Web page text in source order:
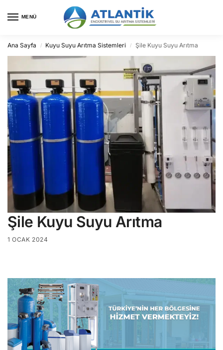
MENÜ
Ana Sayfa / Kuyu Suyu Arıtma Sistemleri / Şile Kuyu Suyu Arıtma
Şile Kuyu Suyu Arıtma
1 OCAK 2024